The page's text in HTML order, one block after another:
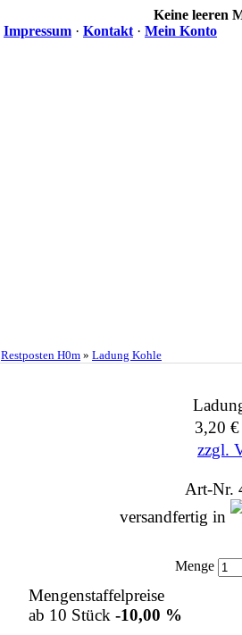
Keine leeren
Impressum · Kontakt · Mein Konto
Restposten H0m » Ladung Kohle
3,20
zzgl.
Art-Nr.
versandfertig in
Menge
Mengenstaffelpreise
ab 10 Stück -10,00 %